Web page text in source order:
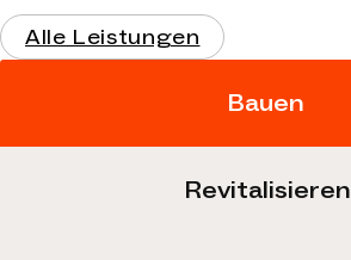
Alle Leistungen
Bauen
Revitalisieren